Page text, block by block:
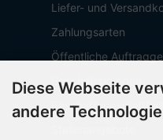
Liefer- und
Zahlungsarten
Öffentliche
Geschäftskunden
Beschaffungsplattform
Diese Webseite
andere